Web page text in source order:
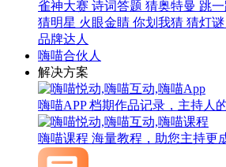
雀神大赛 诗词答题 猜奥特曼 跳
猜明星 火眼金睛 你划我猜 猜灯谜
品牌达人
嗨喵合伙人
解决方案
嗨喵APP 档期作品记录，主持人
嗨喵课程 海量教程，助您主持更